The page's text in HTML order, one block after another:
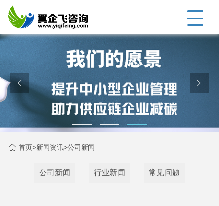
首页>新闻资讯>公司新闻
公司新闻 行业新闻 常见问题